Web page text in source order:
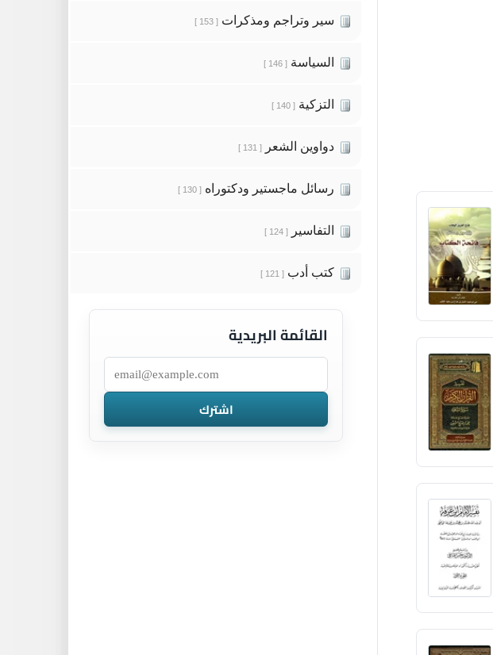
سير وتراجم ومذكرات [ 153 ]
السياسة [ 146 ]
التزكية [ 140 ]
دواوين الشعر [ 131 ]
رسائل ماجستير ودكتوراه [ 130 ]
التفاسير [ 124 ]
كتب أدب [ 121 ]
القائمة البريدية